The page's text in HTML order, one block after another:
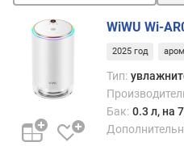
п
о
у
л
WiWU Wi-
2025 год
Тип:
Бак: 0.3 л, на